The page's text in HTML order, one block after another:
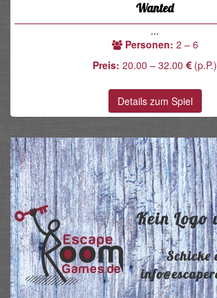
Wanted
...
Personen: 2 – 6
Preis: 20.00 – 32.00 (p.P.)
Details zum Spiel